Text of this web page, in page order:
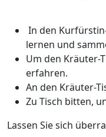
In den
lernen und
Um den Kräuter-
erfahren.
An den Kräuter-
Zu Tisch bitten,
Lassen Sie sich